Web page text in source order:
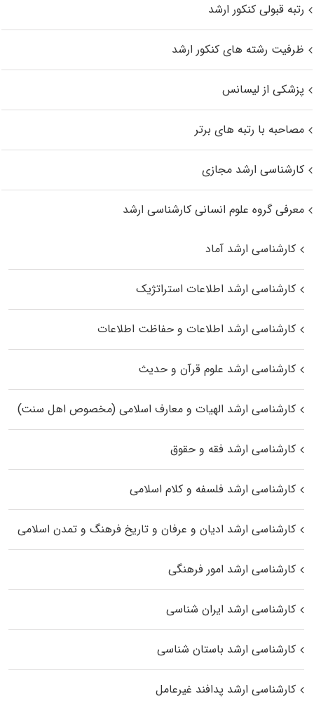
رتبه قبولی کنکور ارشد
ظرفیت رشته های کنکور ارشد
پزشکی از لیسانس
مصاحبه با رتبه های برتر
کارشناسی ارشد مجازی
معرفی گروه علوم انسانی کارشناسی ارشد
کارشناسی ارشد آماد
کارشناسی ارشد اطلاعات استراتژیک
کارشناسی ارشد اطلاعات و حفاظت اطلاعات
کارشناسی ارشد علوم قرآن و حدیث
کارشناسی ارشد الهیات و معارف اسلامی (مخصوص اهل سنت)
کارشناسی ارشد فقه و حقوق
کارشناسی ارشد فلسفه و کلام اسلامی
کارشناسی ارشد ادیان و عرفان و تاریخ فرهنگ و تمدن اسلامی
کارشناسی ارشد امور فرهنگی
کارشناسی ارشد ایران شناسی
کارشناسی ارشد باستان شناسی
کارشناسی ارشد پدافند غیرعامل